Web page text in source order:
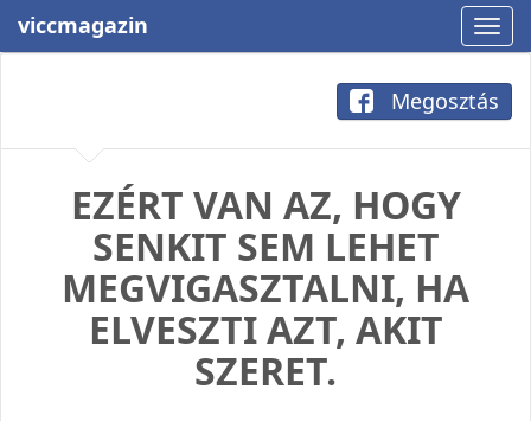
viccmagazin
Megosztás
EZÉRT VAN AZ, HOGY
SENKIT SEM LEHET
MEGVIGASZTALNI, HA
ELVESZTI AZT, AKIT
SZERET.